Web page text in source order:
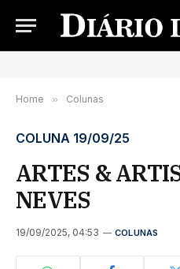
Home » Colunas
COLUNA 19/09/25
ARTES &
NEVES
19/09/2025, 04:53 COLUNAS